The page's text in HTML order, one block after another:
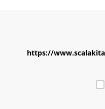
https://